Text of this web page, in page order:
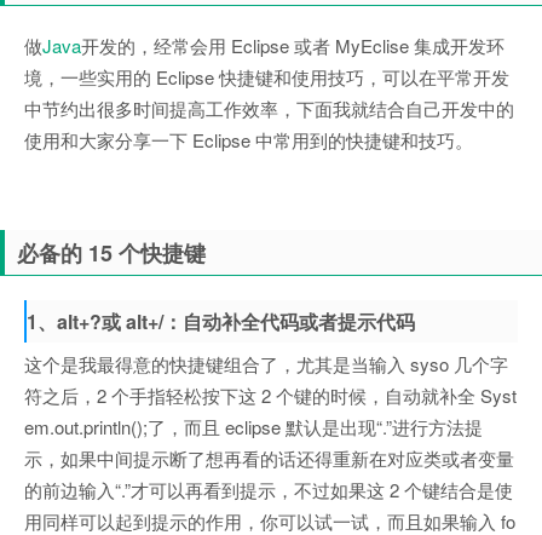
做Java开发的，经常会用 Eclipse 或者 MyEclise 集成开发环
境，一些实用的 Eclipse 快捷键和使用技巧，可以在平常开发
中节约出很多时间提高工作效率，下面我就结合自己开发中的
使用和大家分享一下 Eclipse 中常用到的快捷键和技巧。
必备的 15 个快捷键
1、alt+?或 alt+/：自动补全代码或者提示代码
这个是我最得意的快捷键组合了，尤其是当输入 syso 几个字
符之后，2 个手指轻松按下这 2 个键的时候，自动就补全 Syst
em.out.println();了，而且 eclipse 默认是出现“.”进行方法提
示，如果中间提示断了想再看的话还得重新在对应类或者变量
的前边输入“.”才可以再看到提示，不过如果这 2 个键结合是使
用同样可以起到提示的作用，你可以试一试，而且如果输入 fo